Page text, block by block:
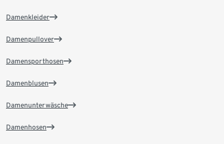
Damenkleider
Damenpullover
Damensporthosen
Damenblusen
Damenunterwäsche
Damenhosen